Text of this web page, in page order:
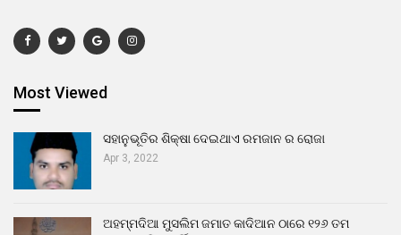
Most Viewed
ସହାନୁଭୂତିର ଶିକ୍ଷା ଦେଇଥାଏ ରମଜାନ ର ରୋଜା
Apr 3, 2022
ଅହମ୍ମଦିଆ ମୁସଲିମ ଜମାତ କାଦିଆନ ଠାରେ ୧୨୬ ତମ